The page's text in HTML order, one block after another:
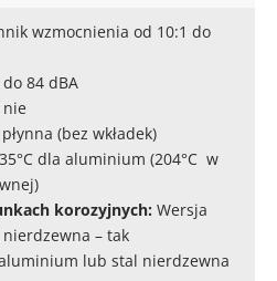
wzmocnienia od 10:1 do
84 dBA
nie
płynna (bez wkładek)
dla aluminium (204°C w
korozyjnych: Wersja
– tak
lub stal nierdzewna